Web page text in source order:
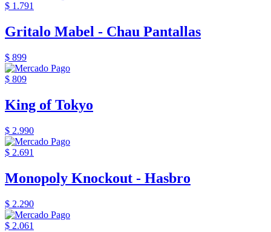
$ 1.791
Gritalo Mabel - Chau Pantallas
$ 899
$ 809
King of Tokyo
$ 2.990
$ 2.691
Monopoly Knockout - Hasbro
$ 2.290
$ 2.061